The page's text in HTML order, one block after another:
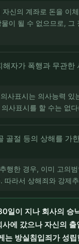
신의 계좌로 돈을 이
이 될 수 없으므로,
자가 폭행과 무관
사표시는 의사능력
사표시를 할 수는 없
절 등의 상해를 가
행한 경우, 이미 고의
라서 상해죄와 강제
이 지나 회사의 승
에 갔으나 자신의
는 방실침입죄가 성립